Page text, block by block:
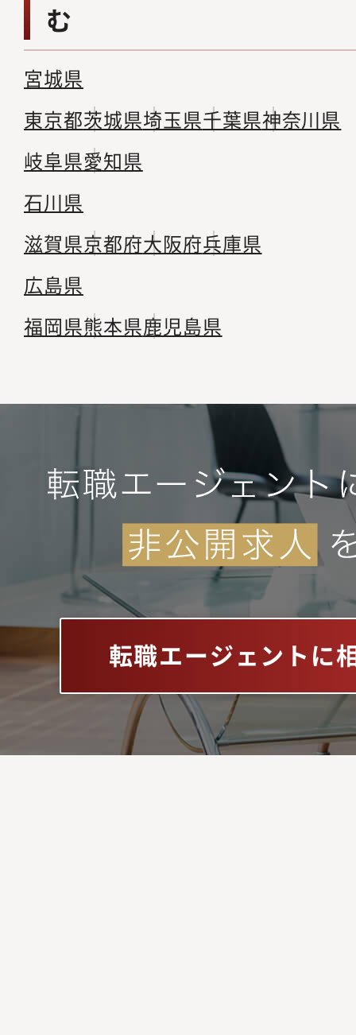
む
宮城県
東京都茨城県埼玉県千葉県神奈川県
岐阜県愛知県
石川県
滋賀県京都府大阪府兵庫県
広島県
福岡県熊本県鹿児島県
転職エージェントに